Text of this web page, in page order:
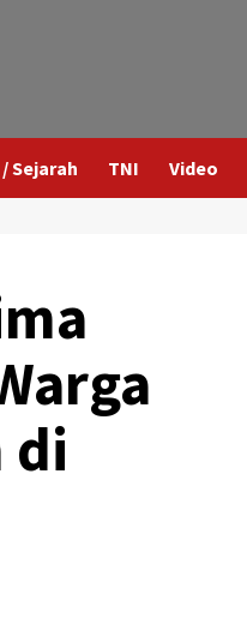
Sejarah TNI Video
di